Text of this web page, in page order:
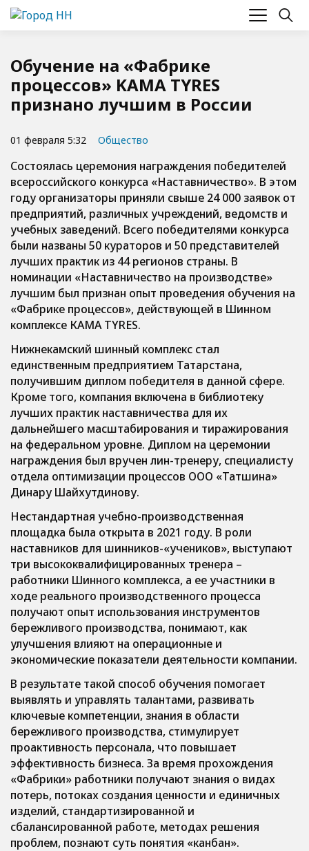
Обучение на «Фабрике
процессов» KAMA TYRES
признано лучшим в России
01 февраля 5:32 Общество
Состоялась церемония награждения победителей
всероссийского конкурса «Наставничество». В этом
году организаторы приняли свыше 24 000 заявок от
предприятий, различных учреждений, ведомств и
учебных заведений. Всего победителями конкурса
были названы 50 кураторов и 50 представителей
лучших практик из 44 регионов страны. В
номинации «Наставничество на производстве»
лучшим был признан опыт проведения обучения на
«Фабрике процессов», действующей в Шинном
комплексе КAMA TYRES.
Нижнекамский шинный комплекс стал
единственным предприятием Татарстана,
получившим диплом победителя в данной сфере.
Кроме того, компания включена в библиотеку
лучших практик наставничества для их
дальнейшего масштабирования и тиражирования
на федеральном уровне. Диплом на церемонии
награждения был вручен лин-тренеру, специалисту
отдела оптимизации процессов ООО «Татшина»
Динару Шайхутдинову.
Нестандартная учебно-производственная
площадка была открыта в 2021 году. В роли
наставников для шинников-«учеников», выступают
три высококвалифицированных тренера –
работники Шинного комплекса, а ее участники в
ходе реального производственного процесса
получают опыт использования инструментов
бережливого производства, понимают, как
улучшения влияют на операционные и
экономические показатели деятельности компании.
В результате такой способ обучения помогает
выявлять и управлять талантами, развивать
ключевые компетенции, знания в области
бережливого производства, стимулирует
проактивность персонала, что повышает
эффективность бизнеса. За время прохождения
«Фабрики» работники получают знания о видах
потерь, потоках создания ценности и единичных
изделий, стандартизированной и
сбалансированной работе, методах решения
проблем, познают суть понятия «канбан».